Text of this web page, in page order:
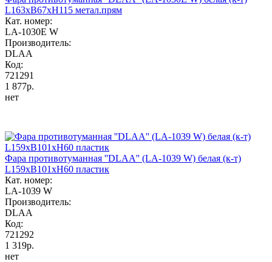
L163хB67хH115 метал.прям
Кат. номер:
LA-1030Е W
Производитель:
DLAA
Код:
721291
1 877р.
нет
Фара противотуманная ''DLAA'' (LA-1039 W) белая (к-т)
L159хB101хH60 пластик
Кат. номер:
LA-1039 W
Производитель:
DLAA
Код:
721292
1 319р.
нет